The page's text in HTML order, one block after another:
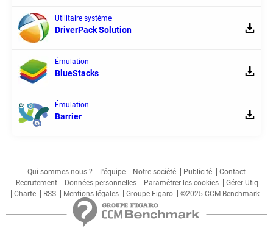
Utilitaire système
DriverPack Solution
Émulation
BlueStacks
Émulation
Barrier
Qui sommes-nous ? L'équipe Notre société Publicité
Contact
Recrutement
Données personnelles Paramétrer les cookies
Gérer Utiq
Charte
RSS Mentions légales Groupe Figaro ©2025 CCM Benchmark